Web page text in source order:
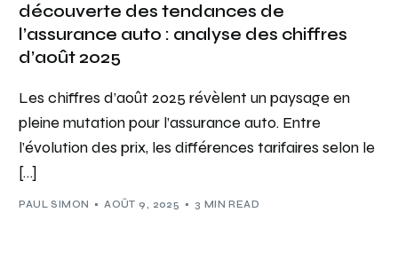
découverte des tendances de
l’assurance auto : analyse des chiffres
d’août 2025
Les chiffres d’août 2025 révèlent un paysage en
pleine mutation pour l’assurance auto. Entre
l’évolution des prix, les différences tarifaires selon le
[…]
PAUL SIMON AOÛT 9, 2025 3 MIN READ